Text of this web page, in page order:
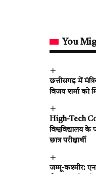
You
छत्तीसगढ़ में
विजय शर्मा को
High-Tech
विश्वविद्यालय
छात्र परीक्षार्थी
जम्मू-कश्मीर: